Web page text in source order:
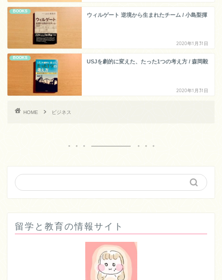
BOOKS
ウィルゲート 逆境から生まれたチーム / 小島梨揮
2020年1月31日
BOOKS
USJを劇的に変えた、たった1つの考え方 / 森岡毅
2020年1月31日
HOME ビジネス
留学と教育の情報サイト